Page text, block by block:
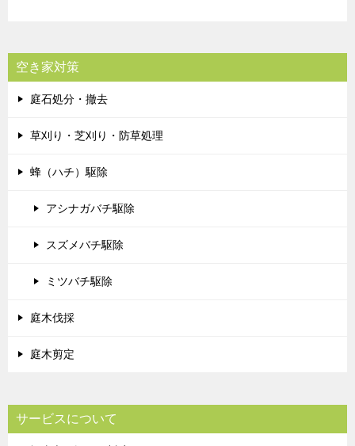
空き家対策
庭石処分・撤去
草刈り・芝刈り・防草処理
蜂（ハチ）駆除
アシナガバチ駆除
スズメバチ駆除
ミツバチ駆除
庭木伐採
庭木剪定
サービスについて